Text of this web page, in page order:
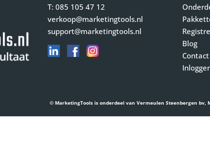
T:085 105 47 12
verkoop@marketingtools.nl
support@marketingtools.nl
Blog
Contact
© MarketingTools is onderdeel van Vermeulen Steenbergen bv,